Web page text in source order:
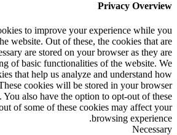
Privacy Overview
to improve your experience while you
website. Out of these, the cookies that are
are stored on your browser as they are
of basic functionalities of the website. We
that help us analyze and understand how
cookies will be stored in your browser
also have the option to opt-out of these
of some of these cookies may affect your
browsing experience.
Necessary